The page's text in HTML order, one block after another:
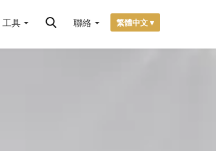
工具 聯絡 繁體中文 ▾